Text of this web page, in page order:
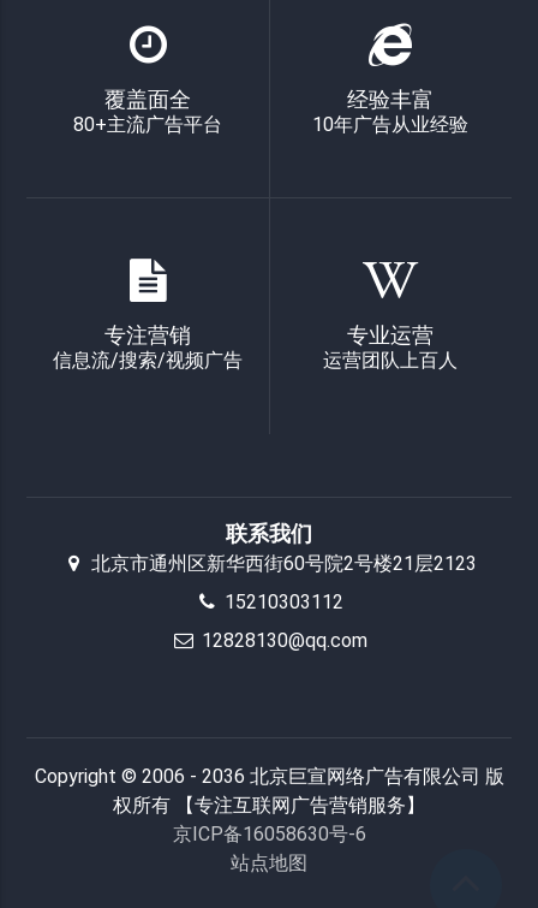
覆盖面全
80+主流广告平台
经验丰富
10年广告从业经验
专注营销
信息流/搜索/视频广告
专业运营
运营团队上百人
联系我们
北京市通州区新华西街60号院2号楼21层2123
15210303112
12828130@qq.com
Copyright © 2006 - 2036 北京巨宣网络广告有限公司 版
权所有 【专注互联网广告营销服务】
京ICP备16058630号-6
站点地图